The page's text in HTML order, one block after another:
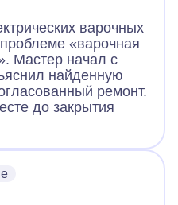
варочных
«варочная
Мастер начал с
найденную
ремонт.
до закрытия